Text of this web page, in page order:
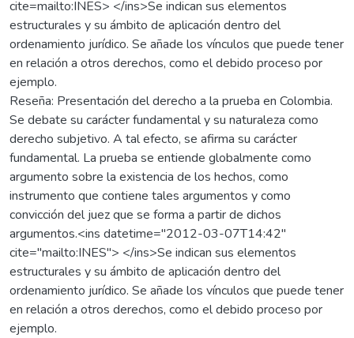
cite=mailto:INES> </ins>Se indican sus elementos
estructurales y su ámbito de aplicación dentro del
ordenamiento jurídico. Se añade los vínculos que puede tener
en relación a otros derechos, como el debido proceso por
ejemplo.
Reseña: Presentación del derecho a la prueba en Colombia.
Se debate su carácter fundamental y su naturaleza como
derecho subjetivo. A tal efecto, se afirma su carácter
fundamental. La prueba se entiende globalmente como
argumento sobre la existencia de los hechos, como
instrumento que contiene tales argumentos y como
convicción del juez que se forma a partir de dichos
argumentos.<ins datetime="2012-03-07T14:42"
cite="mailto:INES"> </ins>Se indican sus elementos
estructurales y su ámbito de aplicación dentro del
ordenamiento jurídico. Se añade los vínculos que puede tener
en relación a otros derechos, como el debido proceso por
ejemplo.